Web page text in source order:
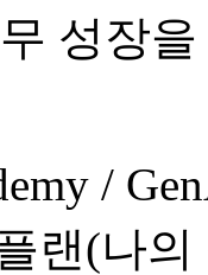
성장
/
랜(나